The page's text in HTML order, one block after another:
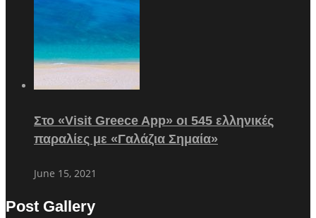
Στο «Visit Greece App» οι 545 ελληνικές
παραλίες με «Γαλάζια Σημαία»
June 15, 2021
Post Gallery